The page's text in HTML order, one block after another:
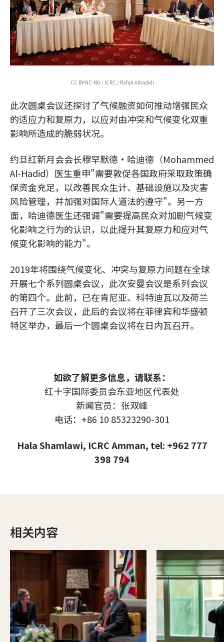
CC BY-NC-ND / ICRC / Rafah Alhadidi
此次圆桌会议还探讨了气候融资如何推动增强民众
的适应力和复原力，以应对由冲突和气候变化双重
影响所造成的脆弱状况。
约旦红新月会会长穆罕默德·哈迪德（Mohammed
Al-Hadid）医生重申"需要敦促各国政府采取政策确
保资金充足，以改善民众生计、基础设施以及灾害
风险管理，并加强对国际人道法的遵守"。另一方
面，哈迪德医生还强调"需要提高民众对加剧气候变
化影响之行为的认识，以此提升其复原力和应对气
候变化影响的能力"。
2019年将围绕气候变化、冲突与复原力问题在全球
开展七个系列圆桌会议，此次安曼会议是系列会议
的第四个。此前，已在肯尼亚、科特迪瓦以及荷兰
召开了三次会议，此后的会议将在菲律宾和华盛顿
特区举办，最后一个圆桌会议将在日内瓦召开。
如欲了解更多信息，请联系：
红十字国际委员会东亚地区代表处
新闻官员：张双峰
电话：+86 10 85323290-301
Hala Shamlawi, ICRC Amman, tel: +962 777
398 794
相关内容